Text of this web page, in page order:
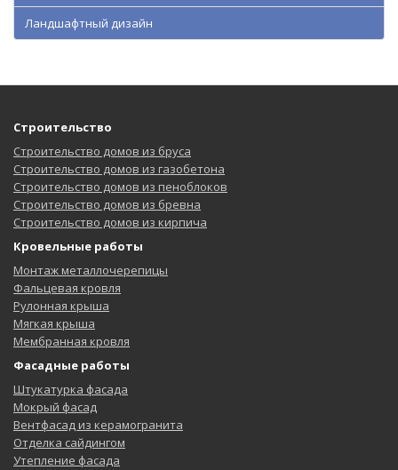
Ландшафтный дизайн
Строительство
Строительство домов из бруса
Строительство домов из газобетона
Строительство домов из пеноблоков
Строительство домов из бревна
Строительство домов из кирпича
Кровельные работы
Монтаж металлочерепицы
Фальцевая кровля
Рулонная крыша
Мягкая крыша
Мембранная кровля
Фасадные работы
Штукатурка фасада
Мокрый фасад
Вентфасад из керамогранита
Отделка сайдингом
Утепление фасада